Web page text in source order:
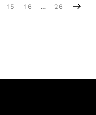
15 16 … 26